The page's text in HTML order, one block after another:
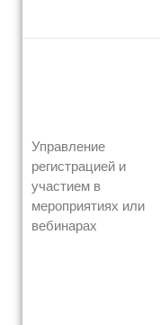
Управление
регистрацией и
участием в
мероприятиях или
вебинарах